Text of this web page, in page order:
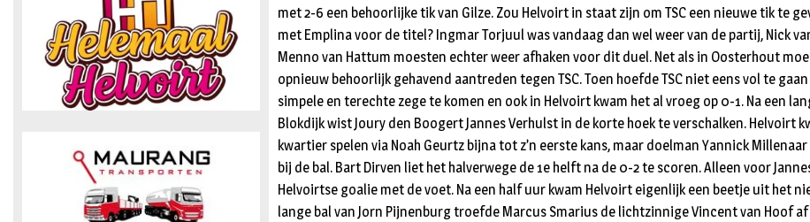
met 2-6 een behoorlijke tik van Gilze. Zou Helvoirt in staat zijn om TSC een nieuwe tik te
met Emplina voor de titel? Ingmar Torjuul was vandaag dan wel weer van de partij, Nick
Menno van Hattum moesten echter weer afhaken voor dit duel. Net als in Oosterhout
opnieuw behoorlijk gehavend aantreden tegen TSC. Toen hoefde TSC niet eens vol te
simpele en terechte zege te komen en ook in Helvoirt kwam het al vroeg op 0-1. Na een
Blokdijk wist Joury den Boogert Jannes Verhulst in de korte hoek te verschalken. Helvoirt
kwartier spelen via Noah Geurtz bijna tot z’n eerste kans, maar doelman Yannick
bij de bal. Bart Dirven liet het halverwege de 1e helft na de 0-2 te scoren. Alleen voor
Helvoirtse goalie met de voet. Na een half uur kwam Helvoirt eigenlijk een beetje uit het
lange bal van Jorn Pijnenburg troefde Marcus Smarius de lichtzinnige Vincent van Hoof